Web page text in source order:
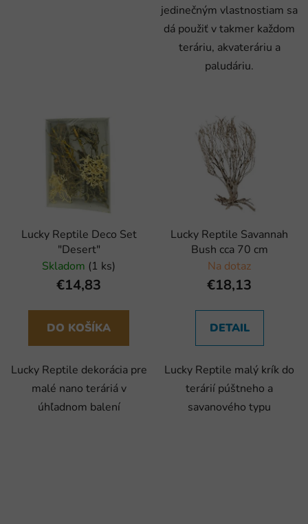
jedinečným vlastnostiam sa
dá použiť v takmer každom
teráriu, akvateráriu a
paludáriu.
Lucky Reptile Deco Set
"Desert"
Skladom (1 ks)
€14,83
DO KOŠÍKA
Lucky Reptile dekorácia pre
malé nano teráriá v
úhľadnom balení
Lucky Reptile Savannah
Bush cca 70 cm
Na dotaz
€18,13
DETAIL
Lucky Reptile malý krík do
terárií púštneho a
savanového typu